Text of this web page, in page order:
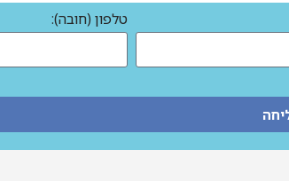
טלפון (חובה):